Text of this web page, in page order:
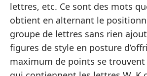
lettres, etc. Ce sont des mots
obtient en alternant le
groupe de lettres sans rien
figures de style en posture
maximum de points se trouvent